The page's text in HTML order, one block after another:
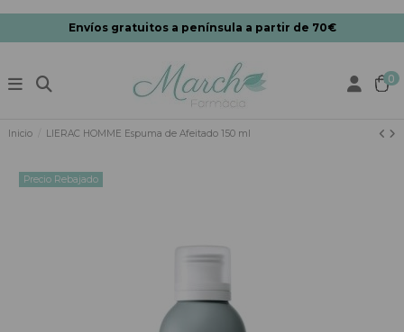
Envíos gratuitos a península a partir de 70€
0
Inicio LIERAC HOMME Espuma de Afeitado 150 ml
Precio Rebajado